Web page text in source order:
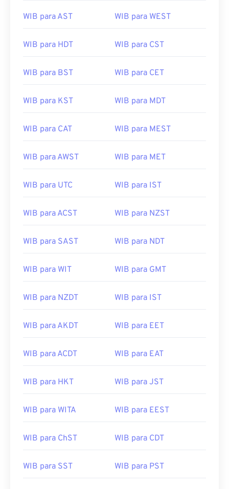
WIB para AST WIB para WEST
WIB para HDT WIB para CST
WIB para BST WIB para CET
WIB para KST WIB para MDT
WIB para CAT WIB para MEST
WIB para AWST WIB para MET
WIB para UTC WIB para IST
WIB para ACST WIB para NZST
WIB para SAST WIB para NDT
WIB para WIT WIB para GMT
WIB para NZDT WIB para IST
WIB para AKDT WIB para EET
WIB para ACDT WIB para EAT
WIB para HKT WIB para JST
WIB para WITA WIB para EEST
WIB para ChST WIB para CDT
WIB para SST WIB para PST